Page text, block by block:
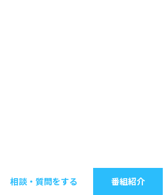
相談・質問をする 番組紹介